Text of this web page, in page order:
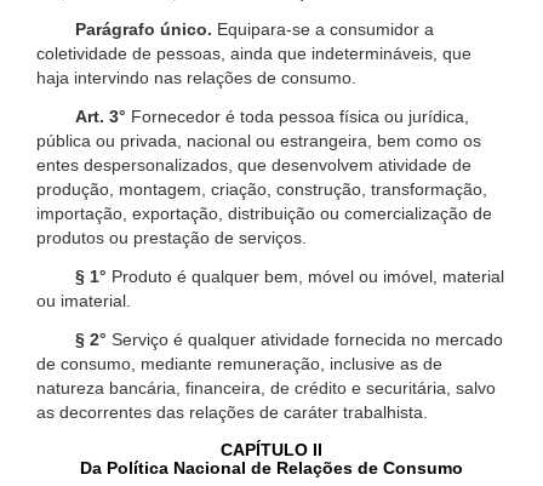
Parágrafo único. Equipara-se a consumidor a
coletividade de pessoas, ainda que indetermináveis, que
haja intervindo nas relações de consumo.
Art. 3° Fornecedor é toda pessoa física ou jurídica,
pública ou privada, nacional ou estrangeira, bem como os
entes despersonalizados, que desenvolvem atividade de
produção, montagem, criação, construção, transformação,
importação, exportação, distribuição ou comercialização de
produtos ou prestação de serviços.
§ 1° Produto é qualquer bem, móvel ou imóvel, material
ou imaterial.
§ 2° Serviço é qualquer atividade fornecida no mercado
de consumo, mediante remuneração, inclusive as de
natureza bancária, financeira, de crédito e securitária, salvo
as decorrentes das relações de caráter trabalhista.
CAPÍTULO II
Da Política Nacional de Relações de Consumo